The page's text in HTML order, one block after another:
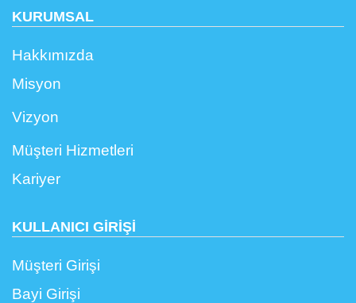
KURUMSAL
Hakkımızda
Misyon
Vizyon
Müşteri Hizmetleri
Kariyer
KULLANICI GİRİŞİ
Müşteri Girişi
Bayi Girişi